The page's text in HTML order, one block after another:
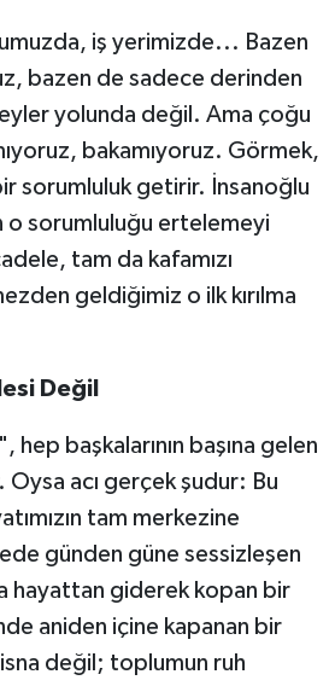
iş yerimizde... Bazen
bazen de sadece derinden
yolunda değil. Ama çoğu
bakamıyoruz. Görmek,
sorumluluk getirir. İnsanoğlu
o sorumluluğu ertelemeyi
tam da kafamızı
geldiğimiz o ilk kırılma
Değil
hep başkalarının başına gelen
Oysa acı gerçek şudur: Bu
tam merkezine
günden güne sessizleşen
hayattan giderek kopan bir
aniden içine kapanan bir
değil; toplumun ruh